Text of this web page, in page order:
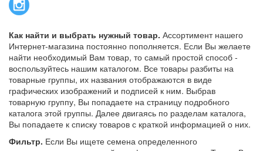
Как найти и выбрать нужный товар. Ассортимент нашего
Интернет-магазина постоянно пополняется. Если Вы желаете
найти необходимый Вам товар, то самый простой способ -
воспользуйтесь нашим каталогом. Все товары разбиты на
товарные группы, их названия отображаются в виде
графических изображений и подписей к ним. Выбрав
товарную группу, Вы попадаете на страницу подробного
каталога этой группы. Далее двигаясь по разделам каталога,
Вы попадаете к списку товаров с краткой информацией о них.
Фильтр. Если Вы ищете семена определенного